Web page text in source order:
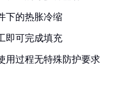
下的热胀冷缩
即可完成填充
用过程无特殊防护要求